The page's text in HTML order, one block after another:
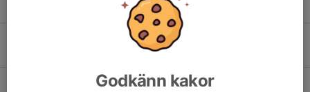
Jerry möter - klubbchef Roland Olin
Godkänn kakor